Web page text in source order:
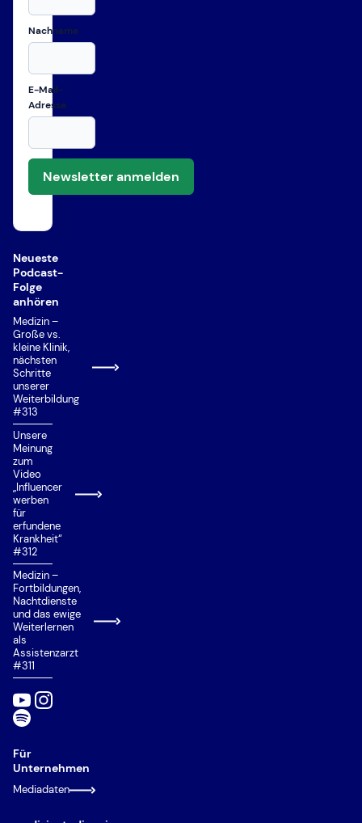
Nachname
E-Mail-
Adresse
Newsletter anmelden
Neueste
Podcast-
Folge
anhören
Medizin –
Große vs.
kleine Klinik,
nächsten
Schritte
unserer
Weiterbildung
#313
Unsere
Meinung
zum
Video
„Influencer
werben
für
erfundene
Krankheit“
#312
Medizin –
Fortbildungen,
Nachtdienste
und das ewige
Weiterlernen
als
Assistenzarzt
#311
Für
Unternehmen
Mediadaten